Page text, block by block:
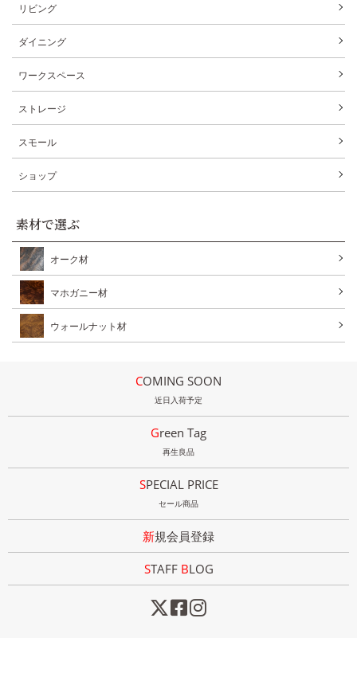
リビング
ダイニング
ワークスペース
ストレージ
スモール
ショップ
素材で選ぶ
オーク材
マホガニー材
ウォールナット材
COMING SOON
近日入荷予定
Green Tag
再生良品
SPECIAL PRICE
セール商品
新規会員登録
STAFF BLOG